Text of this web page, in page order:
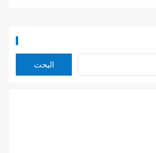
البحث